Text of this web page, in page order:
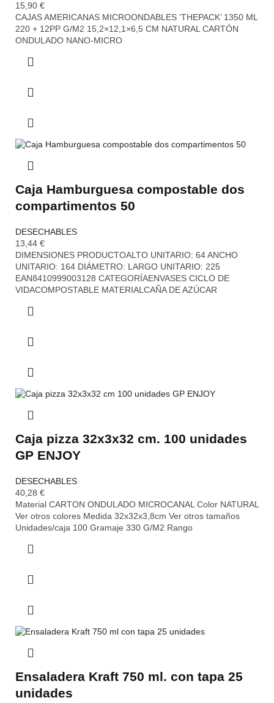
15,90 €
CAJAS AMERICANAS MICROONDABLES ‘THEPACK’ 1350 ML
220 + 12PP G/M2 15,2×12,1×6,5 CM NATURAL CARTÓN
ONDULADO NANO-MICRO
Caja Hamburguesa compostable dos
compartimentos 50
DESECHABLES
13,44 €
DIMENSIONES PRODUCTOALTO UNITARIO: 64 ANCHO
UNITARIO: 164 DIÁMETRO: LARGO UNITARIO: 225
EAN8410999003128 CATEGORÍAENVASES CICLO DE
VIDACOMPOSTABLE MATERIALCAÑA DE AZÚCAR
Caja pizza 32x3x32 cm. 100 unidades
GP ENJOY
DESECHABLES
40,28 €
Material CARTON ONDULADO MICROCANAL Color NATURAL
Ver otros colores Medida 32x32x3,8cm Ver otros tamaños
Unidades/caja 100 Gramaje 330 G/M2 Rango
Ensaladera Kraft 750 ml. con tapa 25
unidades